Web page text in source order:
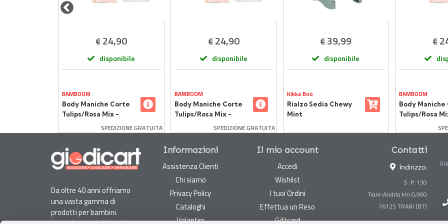
€24,90
disponibile
BAMBOOM
Body Maniche Corte
Tulips/Rosa Mix -
Pezzi Rosa e Bianco
SPEDIZIONE GRATUITA
€24,90
disponibile
BAMBOOM
Body Maniche Corte
Tulips/Rosa Mix -
Pezzi Rosa e Bianco
SPEDIZIONE GRATUITA
€39,99
disponibile
Kikka Boo
Rialzo Sedia Chewy
Mint
€
BAMBOOM
Body Maniche
Tulips/Rosa
Pezzi Rosa e
Da oltre 40 anni offriamo
una vasta gamma di
prodotti per bambini.
Informazioni
Assistenza Clienti
Chi siamo
Privacy Policy
Cataloghi
Volantini
Il mio account
Accedi
Wishlist
I tuoi Ordini
Effettua un Reso
Giftcard
Contatti
Indirizzo:
S. P. 130
Trani-Andria km 0,900